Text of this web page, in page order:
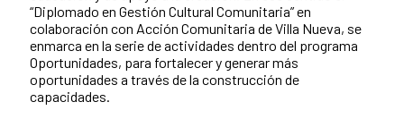
“Diplomado en Gestión Cultural Comunitaria” en
colaboración con Acción Comunitaria de Villa Nueva, se
enmarca en la serie de actividades dentro del programa
Oportunidades, para fortalecer y generar más
oportunidades a través de la construcción de
capacidades.